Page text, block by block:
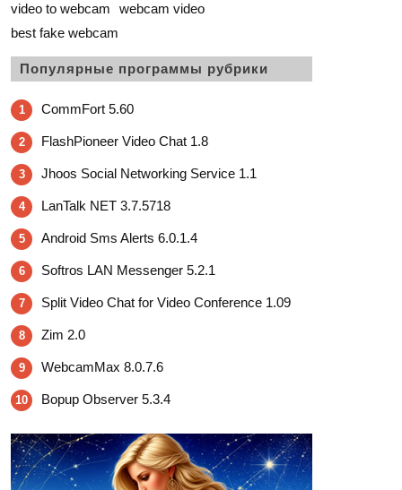
video to webcam
webcam video
best fake webcam
Популярные программы рубрики
1 CommFort 5.60
2 FlashPioneer Video Chat 1.8
3 Jhoos Social Networking Service 1.1
4 LanTalk NET 3.7.5718
5 Android Sms Alerts 6.0.1.4
6 Softros LAN Messenger 5.2.1
7 Split Video Chat for Video Conference 1.09
8 Zim 2.0
9 WebcamMax 8.0.7.6
10 Bopup Observer 5.3.4